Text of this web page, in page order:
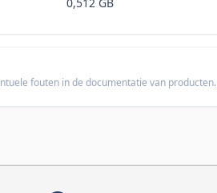
fouten in de documentatie van producten.